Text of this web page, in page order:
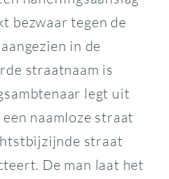
bezwaar tegen de
in de
straatnaam is
legt uit
naamloze straat
straat
De man laat het